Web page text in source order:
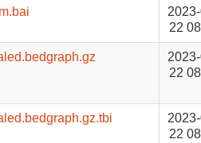
22
22
22